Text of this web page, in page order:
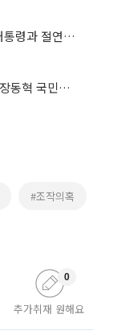
한동훈 "민주당 '계엄 치트키'로 버텨... 尹대통령과 절연해야 극복 가능"
당 쇄신안 발표 및 12·3 비상계엄 사과하는 장동혁 국민의힘 대표
#조작의혹
추가취재 원해요
0